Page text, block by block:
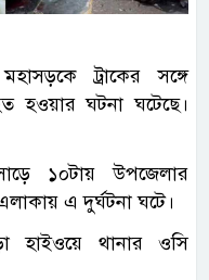
ট্রাকের সঙ্গে
হওয়ার ঘটনা ঘটেছে।
১০টায় উপজেলার
এ দুর্ঘটনা ঘটে।
হাইওয়ে থানার ওসি